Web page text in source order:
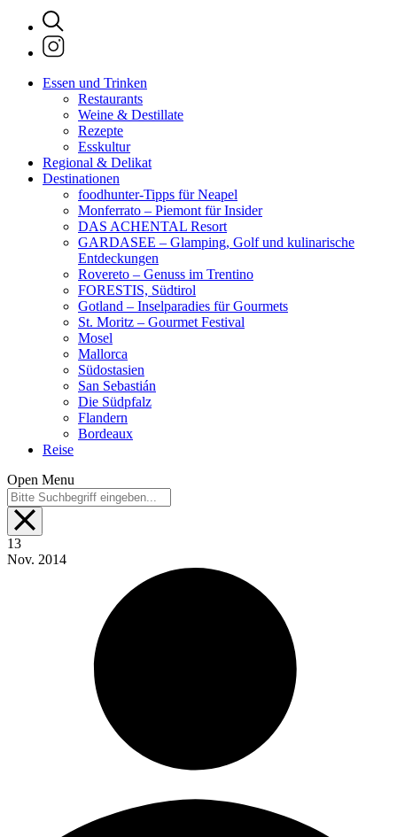
Essen und Trinken
Restaurants
Weine & Destillate
Rezepte
Esskultur
Regional & Delikat
Destinationen
foodhunter-Tipps für Neapel
Monferrato – Piemont für Insider
DAS ACHENTAL Resort
GARDASEE – Glamping, Golf und kulinarische
Entdeckungen
Rovereto – Genuss im Trentino
FORESTIS, Südtirol
Gotland – Inselparadies für Gourmets
St. Moritz – Gourmet Festival
Mosel
Mallorca
Südostasien
San Sebastián
Die Südpfalz
Flandern
Bordeaux
Reise
Open Menu
13
Nov. 2014